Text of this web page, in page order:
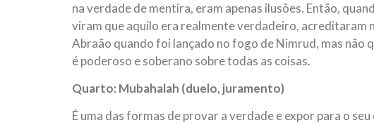
na verdade de mentira, eram apenas ilusões. Então,
viram que aquilo era realmente verdadeiro, acreditaram
Abraão quando foi lançado no fogo de Nimrud, mas não
é poderoso e soberano sobre todas as coisas.
Quarto: Mubahalah (duelo, juramento)
É uma das formas de provar a verdade e expor para o